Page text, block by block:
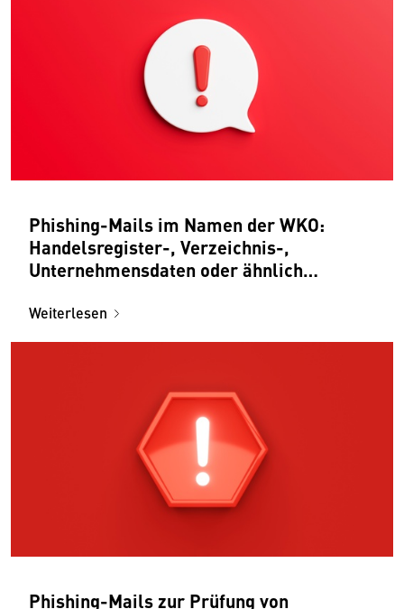
Phishing-Mails im Namen der WKO:
Handelsregister-, Verzeichnis-,
Unternehmensdaten oder ähnlich
Weiterlesen
Phishing-Mails zur Prüfung von